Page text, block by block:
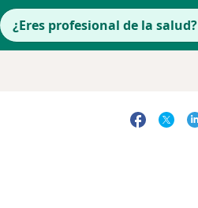
¿Eres profesional de la salud?